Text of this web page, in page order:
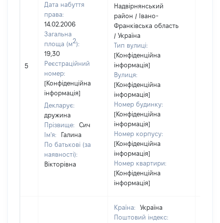
5
Дата набуття
права:
14.02.2006
Загальна
площа (м2):
19,30
Реєстраційний
номер:
[Конфіденційна
інформація]
Декларує:
дружина
Прізвище:
Сич
Ім'я:
Галина
По батькові (за
наявності):
Вікторівна
Надвірнянський
район / Івано-
Франківська область
/ Україна
Тип вулиці:
[Конфіденційна
інформація]
Вулиця:
[Конфіденційна
інформація]
Номер будинку:
[Конфіденційна
інформація]
Номер корпусу:
[Конфіденційна
інформація]
Номер квартири:
[Конфіденційна
інформація]
Країна:
Україна
Поштовий індекс: